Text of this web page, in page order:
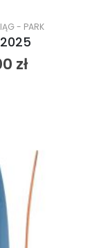
- PARK
zł